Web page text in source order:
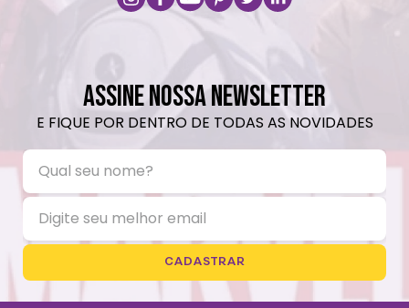
Não utilizar produtos químicos e abrasivos.
ASSINE NOSSA NEWSLETTER
E FIQUE POR DENTRO DE TODAS AS NOVIDADES
CADASTRAR